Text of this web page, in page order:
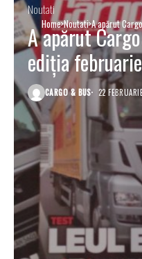
Home Noutati A apărut
Noutati
A apărut
ediția
CARGO & BUS 22